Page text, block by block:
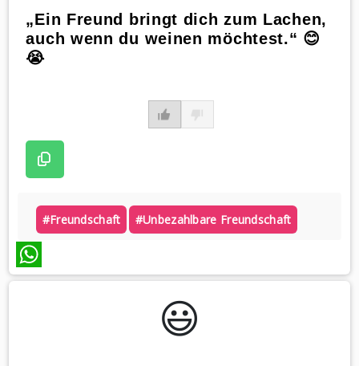
„Ein Freund bringt dich zum Lachen,
auch wenn du weinen möchtest.“ 😊
😭
#freundschaft #unbezahlbare Freundschaft
WhatsApp
😃️